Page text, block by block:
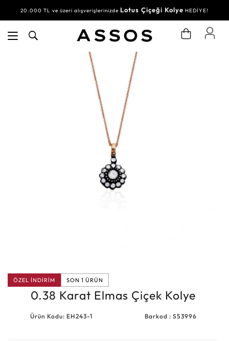
20.000 TL ve üzeri alışverişlerinizde Lotus Çiçeği Kolye HEDİYE!
ÖZEL İNDİRİM SON 1 ÜRÜN
0.38 Karat Elmas Çiçek Kolye
Ürün Kodu: EH243-1 Barkod : S53996